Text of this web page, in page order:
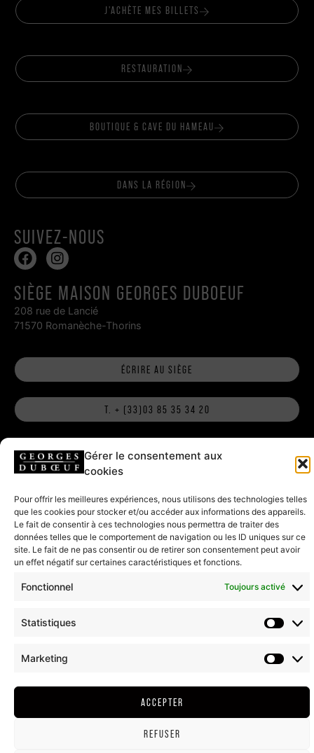
Gérer le consentement aux
cookies
Pour offrir les meilleures expériences, nous utilisons des technologies telles
que les cookies pour stocker et/ou accéder aux informations des appareils.
Le fait de consentir à ces technologies nous permettra de traiter des
données telles que le comportement de navigation ou les ID uniques sur ce
site. Le fait de ne pas consentir ou de retirer son consentement peut avoir
un effet négatif sur certaines caractéristiques et fonctions.
Fonctionnel Toujours activé
Statistiques
Marketing
ACCEPTER
REFUSER
J'ACHÈTE MES BILLETS
RESTAURATION
BOUTIQUE & CAVE DU HAMEAU
DANS LA RÉGION
SIÈGE MAISON GEORGES DUBOEUF
208 rue de Lancié
71570 Romanèche-Thorins
SUIVEZ-NOUS
T. + (33)03 85 35 34 20
ÉCRIRE AU SIÈGE
HAMEAU DUBOEUF, RESTAURANT ET
BOUTIQUE
796 route de la Gare
71570 Romanèche-Thorins
ÉCRIRE AU HAMEAU
2024©TOUS DROITS RÉSERVÉS - DUBOEUF.COM
L'ABUS D'ALCOOL EST DANGEREUX POUR LA SANTÉ, À CONSOMMER AVEC
MODÉRATION